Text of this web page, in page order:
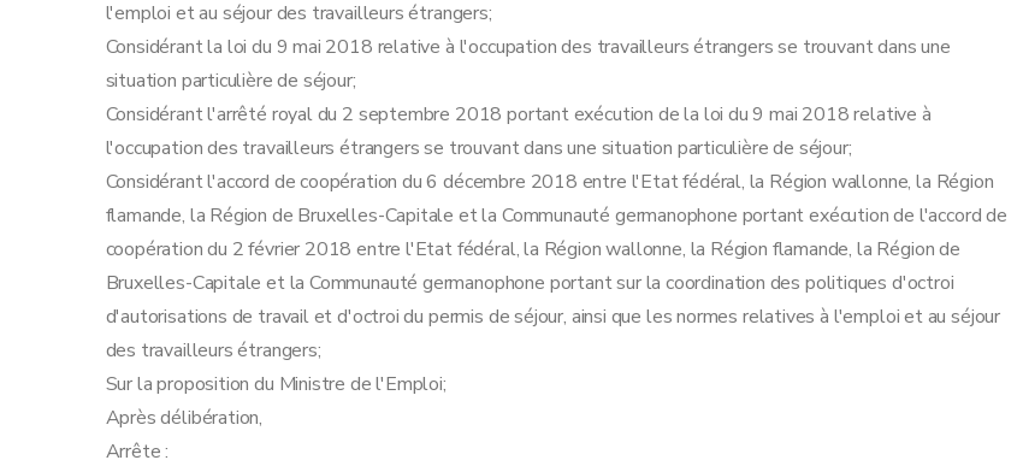
Art. 29
Section 4 Les chercheurs
Art. 30
Art. 31
Art. 32
Art. 33
Art. 34
Section 5 Les stagiaires
Art. 35
Art. 36
Art. 37
Section 6 Les volontaires
Art. 38
l'emploi et au séjour des travailleurs étrangers;
Considérant la loi du 9 mai 2018 relative à l'occupation des travailleurs étrangers se trouvant dans une
situation particulière de séjour;
Considérant l'arrêté royal du 2 septembre 2018 portant exécution de la loi du 9 mai 2018 relative à
l'occupation des travailleurs étrangers se trouvant dans une situation particulière de séjour;
Considérant l'accord de coopération du 6 décembre 2018 entre l'Etat fédéral, la Région wallonne, la Région
flamande, la Région de Bruxelles-Capitale et la Communauté germanophone portant exécution de l'accord de
coopération du 2 février 2018 entre l'Etat fédéral, la Région wallonne, la Région flamande, la Région de
Bruxelles-Capitale et la Communauté germanophone portant sur la coordination des politiques d'octroi
d'autorisations de travail et d'octroi du permis de séjour, ainsi que les normes relatives à l'emploi et au séjour
des travailleurs étrangers;
Sur la proposition du Ministre de l'Emploi;
Après délibération,
Arrête :